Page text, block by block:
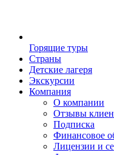
Горящие туры
Страны
Детские лагеря
Экскурсии
Компания
О компании
Отзывы
Подписка
Финансовое
Лицензии и